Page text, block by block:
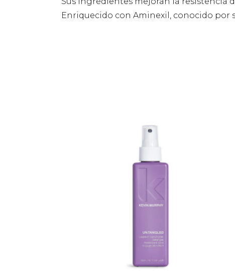
Enriquecido con Aminexil, conocido por